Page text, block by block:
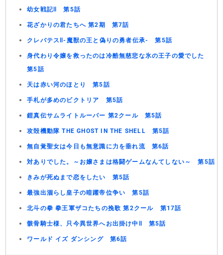
幼女戦記Ⅱ 第5話
花ざかりの君たちへ 第2期 第7話
クレバテスⅡ-魔獣の王と偽りの勇者伝承- 第5話
身代わり令嬢を救ったのは冷酷無慈悲な氷の王子の愛でした
第5話
天は赤い河のほとり 第5話
手札が多めのビクトリア 第5話
鎧真伝サムライトルーパー 第2クール 第5話
攻殻機動隊 THE GHOST IN THE SHELL 第5話
無自覚聖女は今日も無意識に力を垂れ流 第6話
対ありでした。～お嬢さまは格闘ゲームなんてしない～ 第5話
きみが死ぬまで恋をしたい 第5話
最強出涸らし皇子の暗躍帝位争い 第5話
北斗の拳 拳王軍ザコたちの挽歌 第2クール 第17話
骸骨騎士様、只今異世界へお出掛け中Ⅱ 第5話
ワールド イズ ダンシング 第6話